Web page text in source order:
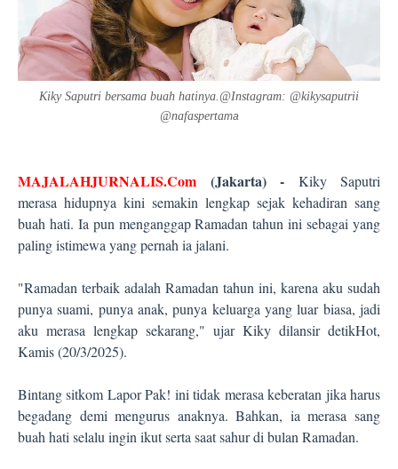
Kiky Saputri bersama buah hatinya.@Instagram: @kikysaputrii
@nafaspertama
MAJALAHJURNALIS.Com (Jakarta) -
Kiky Saputri
merasa hidupnya kini semakin lengkap sejak kehadiran sang
buah hati. Ia pun menganggap Ramadan tahun ini sebagai yang
paling istimewa yang pernah ia jalani.
"Ramadan terbaik adalah Ramadan tahun ini, karena aku sudah
punya suami, punya anak, punya keluarga yang luar biasa, jadi
aku merasa lengkap sekarang," ujar Kiky dilansir detikHot,
Kamis (20/3/2025).
Bintang sitkom Lapor Pak! ini tidak merasa keberatan jika harus
begadang demi mengurus anaknya. Bahkan, ia merasa sang
buah hati selalu ingin ikut serta saat sahur di bulan Ramadan.